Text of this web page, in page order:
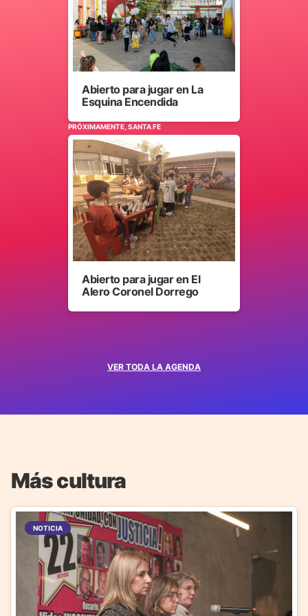
VER TODA LA AGENDA
Abierto para jugar en La
Esquina Encendida
PRÓXIMAMENTE, SANTA FE
Abierto para jugar en El
Alero Coronel Dorrego
Más cultura
NOTICIA